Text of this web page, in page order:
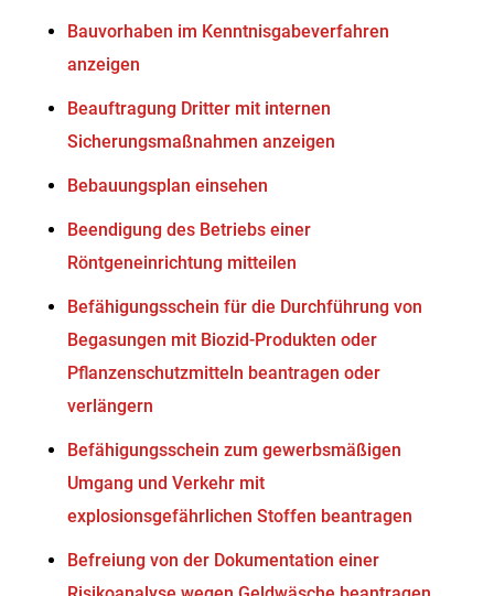
Bauvorhaben im Kenntnisgabeverfahren
anzeigen
Beauftragung Dritter mit internen
Sicherungsmaßnahmen anzeigen
Bebauungsplan einsehen
Beendigung des Betriebs einer
Röntgeneinrichtung mitteilen
Befähigungsschein für die Durchführung von
Begasungen mit Biozid-Produkten oder
Pflanzenschutzmitteln beantragen oder
verlängern
Befähigungsschein zum gewerbsmäßigen
Umgang und Verkehr mit
explosionsgefährlichen Stoffen beantragen
Befreiung von der Dokumentation einer